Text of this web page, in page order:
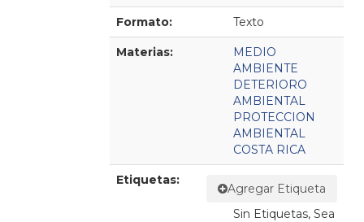
Formato: Texto
Materias:
MEDIO
AMBIENTE
DETERIORO
AMBIENTAL
PROTECCION
AMBIENTAL
COSTA RICA
Etiquetas:
Agregar Etiqueta
Sin Etiquetas, Sea